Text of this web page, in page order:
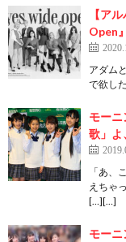
【ア
Open
アダム
で欲し
モー
歌」よ
「あ、
えちゃ
[…][…]
モー